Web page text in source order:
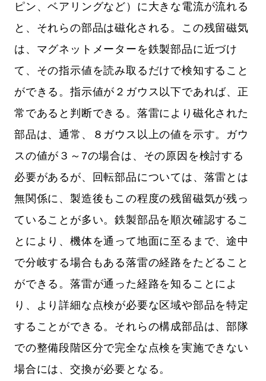
ピン、ベアリングなど）に大きな電流が流れる
と、それらの部品は磁化される。この残留磁気
は、マグネットメーターを鉄製部品に近づけ
て、その指示値を読み取るだけで検知すること
ができる。指示値が２ガウス以下であれば、正
常であると判断できる。落雷により磁化された
部品は、通常、８ガウス以上の値を示す。ガウ
スの値が３～7の場合は、その原因を検討する
必要があるが、回転部品については、落雷とは
無関係に、製造後もこの程度の残留磁気が残っ
ていることが多い。鉄製部品を順次確認するこ
とにより、機体を通って地面に至るまで、途中
で分岐する場合もある落雷の経路をたどること
ができる。落雷が通った経路を知ることによ
り、より詳細な点検が必要な区域や部品を特定
することができる。それらの構成部品は、部隊
での整備段階区分で完全な点検を実施できない
場合には、交換が必要となる。